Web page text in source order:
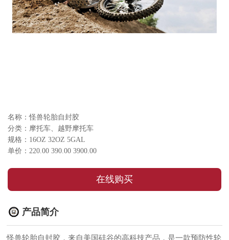
名称：怪兽轮胎自封胶
分类：摩托车、越野摩托车
规格：16OZ 32OZ 5GAL
单价：220.00 390.00 3900.00
在线购买
产品简介
怪兽轮胎自封胶，来自美国硅谷的高科技产品，是一款预防性轮